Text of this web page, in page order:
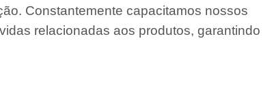
Constantemente capacitamos nossos
relacionadas aos produtos, garantindo